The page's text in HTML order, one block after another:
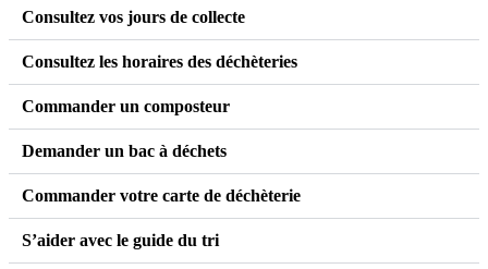
Consultez vos jours de collecte
Consultez les horaires des déchèteries
Commander un composteur
Demander un bac à déchets
Commander votre carte de déchèterie
S’aider avec le guide du tri